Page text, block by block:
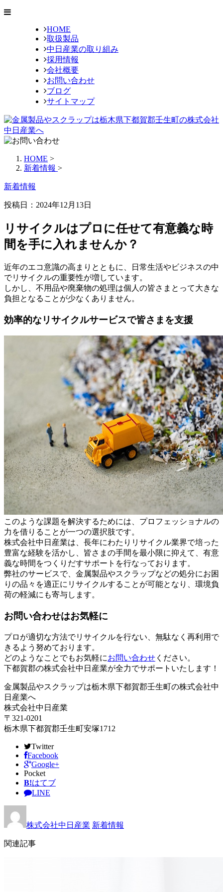
HOME
取扱製品
中日産業の取り組み
採用情報
会社概要
お問い合わせ
ブログ
サイトマップ
HOME >
新着情報 >
新着情報
投稿日：2024年12月13日
リサイクルはプロに任せて有意義な時
間を手に入れませんか？
近年のエコ意識の高まりとともに、日常生活やビジネスの中
でリサイクルの重要性が増しています。
しかし、不用品や廃棄物の処理は個人の皆さまとって大きな
負担となることが少なくありません。
効率的なリサイクルサービスで皆さまを支援
このような課題を解決するためには、プロフェッショナルの
力を借りることが一つの選択肢です。
株式会社中日産業は、長年にわたりリサイクル業界で培った
豊富な経験を活かし、皆さまの手間を最小限に抑えて、有意
義な時間をつくりだすサポートを行なっております。
弊社のサービスで、金属製品やスクラップなどの処分にお困
りの品々を適正にリサイクルすることが可能となり、環境負
荷の軽減にも寄与します。
お問い合わせはお気軽に
プロが適切な方法でリサイクルを行ない、無駄なく再利用で
きるよう努めております。
どのようなことでもお気軽にお問い合わせ ください。
下都賀郡の株式会社中日産業が全力でサポートいたします！
金属製品やスクラップは栃木県下都賀郡壬生町の株式会社中
日産業へ
株式会社中日産業
〒321-0201
栃木県下都賀郡壬生町安塚1712
Twitter
Facebook
Google+
Pocket
B!はてブ
LINE
株式会社中日産業 新着情報
関連記事